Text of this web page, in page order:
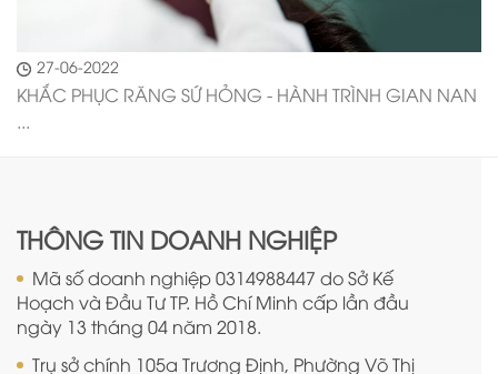
27-06-2022
KHẮC PHỤC RĂNG SỨ HỎNG - HÀNH TRÌNH GIAN NAN
...
THÔNG TIN DOANH NGHIỆP
Mã số doanh nghiệp 0314988447 do Sở Kế
Hoạch và Đầu Tư TP. Hồ Chí Minh cấp lần đầu
ngày 13 tháng 04 năm 2018.
Trụ sở chính 105a Trương Định, Phường Võ Thị